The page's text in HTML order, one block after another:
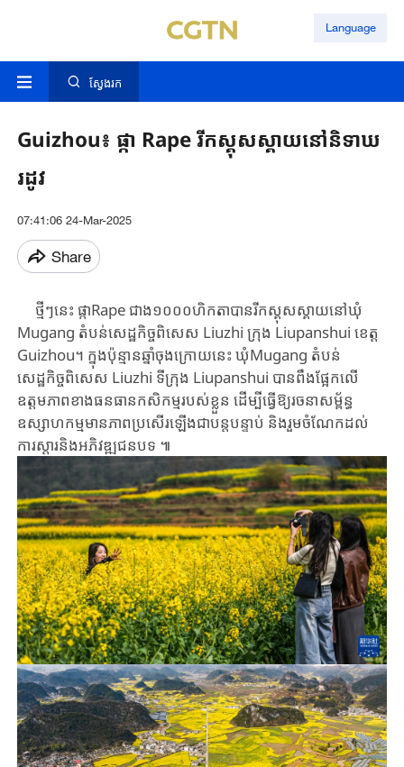
Language
ស្វែងរក
Guizhou៖ ផ្កា Rape រីកស្គុសស្គាយនៅនិទាឃ
រដូវ
07:41:06 24-Mar-2025
Share
ថ្មីៗ​នេះ ផ្កា​Rape ​ជាង១០០០ហិកតាបាន​រីក​ស្គុសស្គាយ​នៅ​ឃុំ
Mugang តំបន់​សេដ្ឋកិច្ច​ពិសេស Liuzhi ក្រុង Liupanshui ខេត្ត
Guizhou។ ក្នុងប៉ុន្មានឆ្នាំចុង​ក្រោយ​នេះ ឃុំ​Mu​gang តំបន់
សេដ្ឋកិច្ចពិសេស Liuzhi ទីក្រុង Liupanshui បាន​ពឹងផ្អែក​លើ​
ឧត្តមភាព​ខាង​ធន​ធានកសិកម្មរបស់ខ្លួន ដើម្បីធ្វើឱ្យរចនាសម្ព័ន្ធ
ឧស្សាហកម្មមាន​ភាព​ប្រសើរឡើងជា​បន្ត​បន្ទាប់​ និងរួម​ចំណែក​​ដល់​
ការ​ស្តារ​និង​អភិវឌ្ឍ​ជនបទ ៕